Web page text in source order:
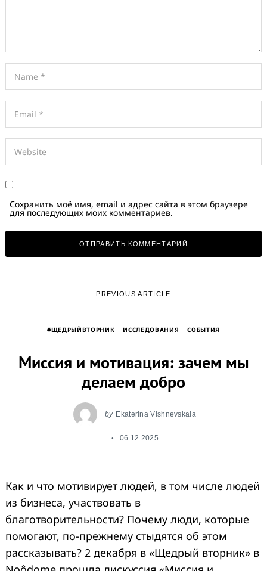
Сохранить моё имя, email и адрес сайта в этом браузере
для последующих моих комментариев.
PREVIOUS ARTICLE
#ЩЕДРЫЙВТОРНИК ИССЛЕДОВАНИЯ СОБЫТИЯ
Миссия и мотивация: зачем мы
делаем добро
by Ekaterina Vishnevskaia
06.12.2025
Как и что мотивирует людей, в том числе людей
из бизнеса, участвовать в
благотворительности? Почему люди, которые
помогают, по-прежнему стыдятся об этом
рассказывать? 2 декабря в «Щедрый вторник» в